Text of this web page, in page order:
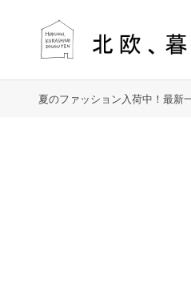
夏のファッション入荷中！最新